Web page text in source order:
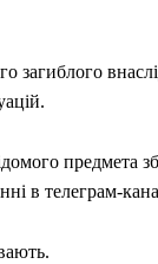
загиблого
предмета
в телеграм-